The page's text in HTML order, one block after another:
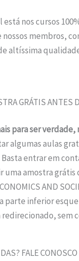
nos cursos
nossos membros,
altíssima
GRÁTIS ANTES
para ser verdade,
algumas aulas
entrar em
uma amostra grátis
AND
parte inferior
redirecionado, sem
FALE